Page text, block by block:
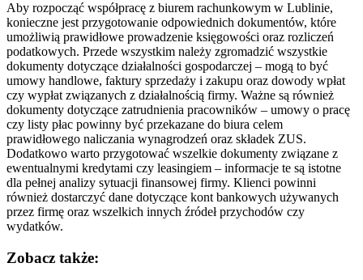
Aby rozpocząć współpracę z biurem rachunkowym w Lublinie,
konieczne jest przygotowanie odpowiednich dokumentów, które
umożliwią prawidłowe prowadzenie księgowości oraz rozliczeń
podatkowych. Przede wszystkim należy zgromadzić wszystkie
dokumenty dotyczące działalności gospodarczej – mogą to być
umowy handlowe, faktury sprzedaży i zakupu oraz dowody wpłat
czy wypłat związanych z działalnością firmy. Ważne są również
dokumenty dotyczące zatrudnienia pracowników – umowy o pracę
czy listy płac powinny być przekazane do biura celem
prawidłowego naliczania wynagrodzeń oraz składek ZUS.
Dodatkowo warto przygotować wszelkie dokumenty związane z
ewentualnymi kredytami czy leasingiem – informacje te są istotne
dla pełnej analizy sytuacji finansowej firmy. Klienci powinni
również dostarczyć dane dotyczące kont bankowych używanych
przez firmę oraz wszelkich innych źródeł przychodów czy
wydatków.
Zobacz także: